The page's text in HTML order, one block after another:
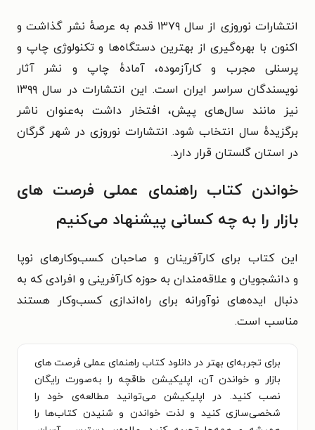
انتشارات نوروزی از سال ۱۳۷۹ قدم به عرصهٔ نشر گذاشت و
اکنون با بهره‌گیری از بهترین دستگاه‌ها و تکنولوژی چاپ و
پرسنلی مجرب و کارآزموده، آمادهٔ چاپ و نشر آثار
نویسندگان سراسر ایران است. این انتشارات در سال ۱۳۹۹
نیز مانند سال‌های پیش، افتخار داشت به‌عنوان ناشر
برگزیدهٔ سال انتخاب شود. انتشارات نوروزی در شهر گرگان
در استان گلستان قرار دارد.‏
خواندن کتاب راهنمای عملی فرصت های
بازار را به چه کسانی پیشنهاد می‌کنیم
این کتاب برایکارآفرینان و صاحبان کسب‌وکارهای نوپا
و دانشجویان و علاقه‌مندان به حوزه کارآفرینی و افرادی که به
دنبال ایده‌های نوآورانه برای راه‌اندازی کسب‌وکار هستند
مناسب است.
برای تجربه‌ای بهتر در دانلود کتاب راهنمای عملی فرصت های
بازار و خواندن آن، اپلیکیشن طاقچه را به‌صورت رایگان
نصب کنید. در اپلیکیشن می‌توانید مطالعه‌ی خود را
شخصی‌سازی کنید و لذت خواندن و شنیدن کتاب‌ها را